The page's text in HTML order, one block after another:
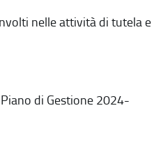
nelle attività di tutela e
di Gestione 2024-